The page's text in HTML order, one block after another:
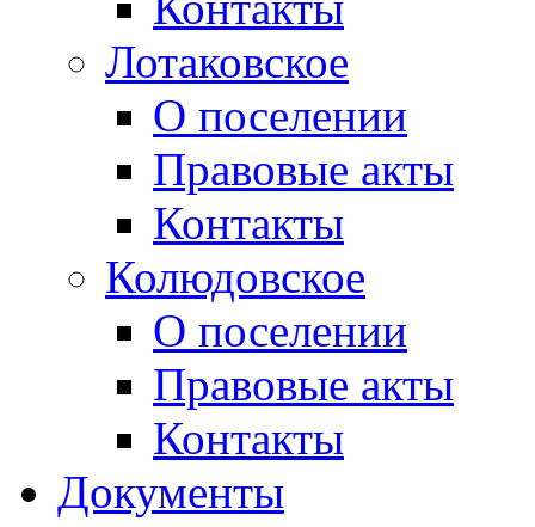
Лотаковское
О поселении
Правовые акты
Контакты
Колюдовское
О поселении
Правовые акты
Контакты
Документы